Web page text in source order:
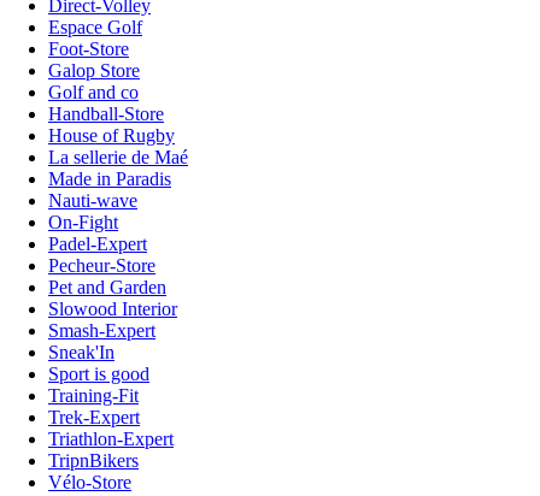
Direct-Volley
Espace Golf
Foot-Store
Galop Store
Golf and co
Handball-Store
House of Rugby
La sellerie de Maé
Made in Paradis
Nauti-wave
On-Fight
Padel-Expert
Pecheur-Store
Pet and Garden
Slowood Interior
Smash-Expert
Sneak'In
Sport is good
Training-Fit
Trek-Expert
Triathlon-Expert
TripnBikers
Vélo-Store